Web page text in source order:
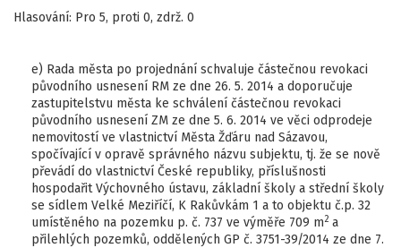
Hlasování: Pro 5, proti 0, zdrž. 0
e) Rada města po projednání schvaluje částečnou revokaci
původního usnesení RM ze dne 26. 5. 2014 a doporučuje
zastupitelstvu města ke schválení částečnou revokaci
původního usnesení ZM ze dne 5. 6. 2014 ve věci odprodeje
nemovitostí ve vlastnictví Města Žďáru nad Sázavou,
spočívající v opravě správného názvu subjektu, tj. že se nově
převádí do vlastnictví České republiky, příslušnosti
hospodařit Výchovného ústavu, základní školy a střední školy
se sídlem Velké Meziříčí, K Rakůvkám 1 a to objektu č.p. 32
umístěného na pozemku p. č. 737 ve výměře 709 m2 a
přilehlých pozemků, oddělených GP č. 3751-39/2014 ze dne 7.